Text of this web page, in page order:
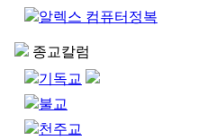
알렉스 컴퓨터정복
종교칼럼
기독교
불교
천주교